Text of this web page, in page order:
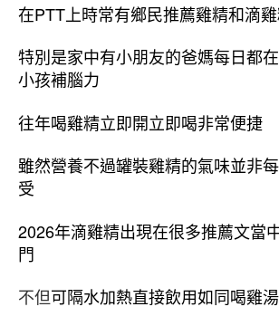
期
在PTT上時常有鄉民推薦雞精和滴
特別是家中有小朋友的爸媽每日都
小孩補腦力
往年喝雞精立即開立即喝非常便捷
雖然營養不過罐裝雞精的氣味並非
受
2026年滴雞精出現在很多推薦文當
門
不但可隔水加熱直接飲用如同喝雞湯